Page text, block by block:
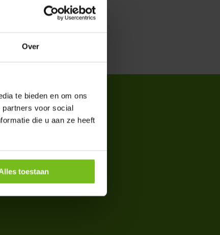
Over
te bieden en om ons
partners voor social
die u aan ze heeft
toestaan